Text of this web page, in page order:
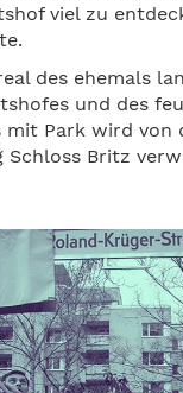
viel zu
des ehemals
und des
mit Park wird von
Britz